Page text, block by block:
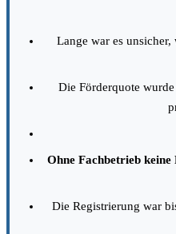
Lange war es
Die Förderquote
Ohne Fachbetrieb keine
Die Registrierung war